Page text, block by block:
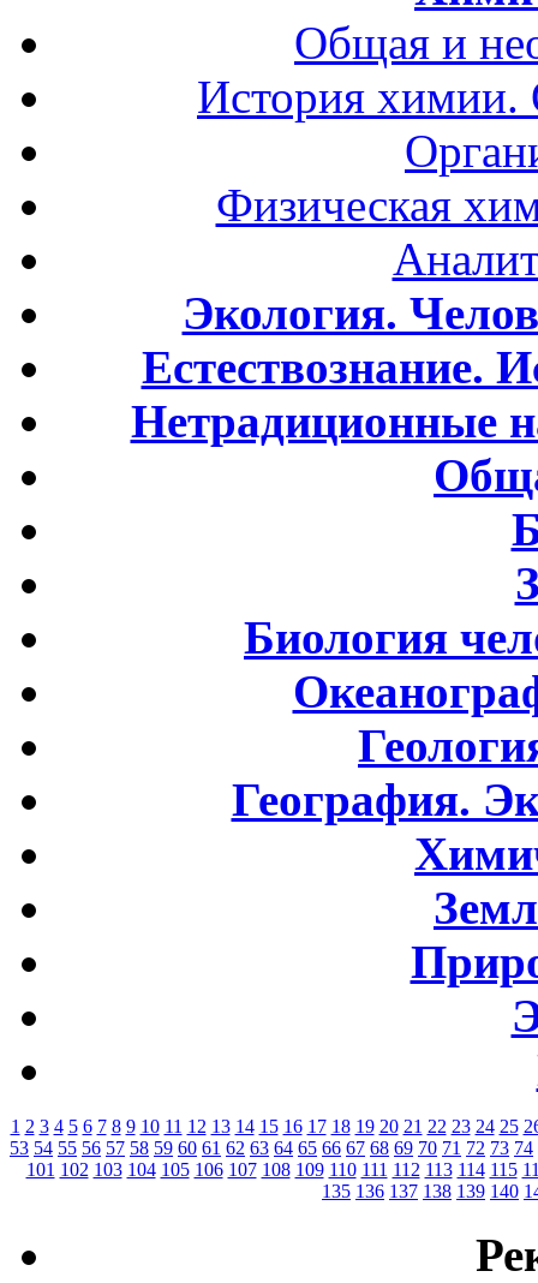
Общая и
История
Физическая
Экология.
Естествознание.
Нетрадиционные
Биология
География.
1 2 3 4 5 6 7 8 9 10 11 12 13 14 15 16 17 18 19 20 21 22 23 24 25
53 54 55 56 57 58 59 60 61 62 63 64 65 66 67 68 69 70 71 72 73 74
101 102 103 104 105 106 107 108 109 110 111 112 113 114 115
135 136 137 138 139 140